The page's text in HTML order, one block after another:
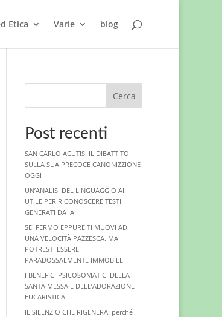
Etica Varie blog
Cerca
Post recenti
SAN CARLO ACUTIS: IL DIBATTITO
SULLA SUA PRECOCE CANONIZZIONE
OGGI
UN’ANALISI DEL LINGUAGGIO AI.
UTILE PER RICONOSCERE TESTI
GENERATI DA IA
SEI FERMO EPPURE TI MUOVI AD
UNA VELOCITÀ PAZZESCA. MA
POTRESTI ESSERE
PARADOSSALMENTE IMMOBILE
I BENEFICI PSICOSOMATICI DELLA
SANTA MESSA E DELL’ADORAZIONE
EUCARISTICA
IL SILENZIO CHE RIGENERA: perché